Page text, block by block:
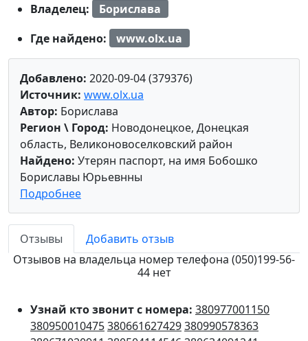
Владелец:
Борислава
Где найдено:
www.olx.ua
Добавлено: 2020-09-04 (379376)
Источник: www.olx.ua
Автор: Борислава
Регион \ Город: Новодонецкое, Донецкая
область, Великоновоселковский район
Найдено: Утерян паспорт, на имя Бобошко
Бориславы Юрьевнны
Подробнее
Отзывы
Добавить отзыв
Отзывов на владельца номер телефона (050)199-56-
44 нет
Узнай кто звонит с номера: 380977001150
380950010475380661627429380990578363